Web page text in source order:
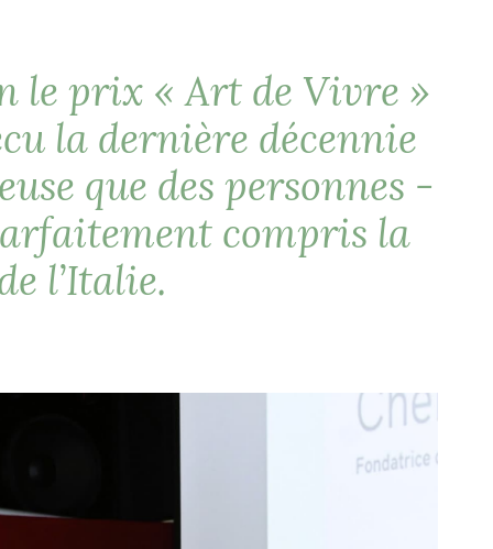
le prix « Art de Vivre »
la dernière décennie
que des personnes -
compris la
l’Italie.